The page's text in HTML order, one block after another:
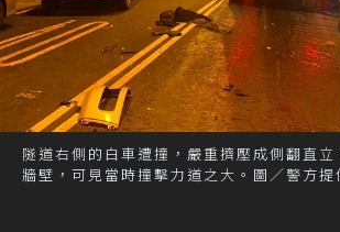
隧道右側的白車遭撞，嚴重擠壓成側翻直立
牆壁，可見當時撞擊力道之大。圖／警方提